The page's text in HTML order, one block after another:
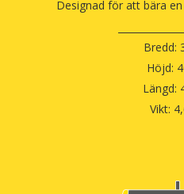
Designad för att bära
Bredd:
Höjd:
Längd:
Vikt: